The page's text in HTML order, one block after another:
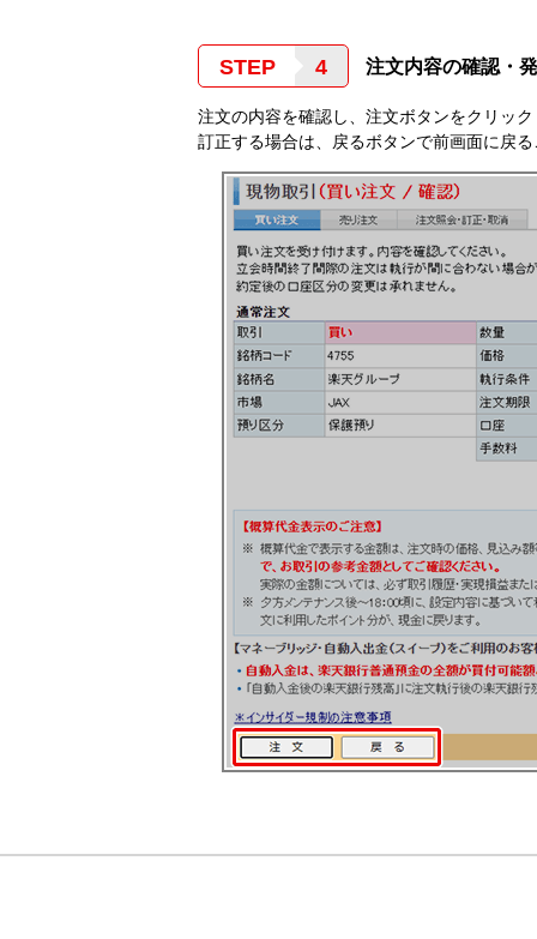
STEP 注文内容の確認・
注文の内容を確認し、注文ボタンをクリッ
訂正する場合は、戻るボタンで前画面に戻